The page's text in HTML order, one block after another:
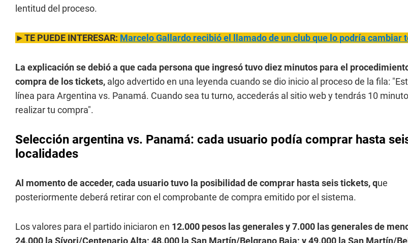
lentitud del proceso.
►TE PUEDE INTERESAR: Marcelo Gallardo recibió el llamado de un club que lo podría cambiar
La explicación se debió a que cada persona que ingresó tuvo diez minutos para el
compra de los tickets, algo advertido en una leyenda cuando se dio inicio al proceso de la fila:
línea para Argentina vs. Panamá. Cuando sea tu turno, accederás al sitio web y tendrás 10
realizar tu compra".
Selección argentina vs. Panamá: cada usuario podía comprar hasta
localidades
Al momento de acceder, cada usuario tuvo la posibilidad de comprar hasta seis tickets, que
posteriormente deberá retirar con el comprobante de compra emitido por el sistema.
Los valores para el partido iniciaron en 12.000 pesos las generales y 7.000 las generales de
24.000 la Sívori/Centenario Alta; 48.000 la San Martín/Belgrano Baja; y 49.000 la San Martín/